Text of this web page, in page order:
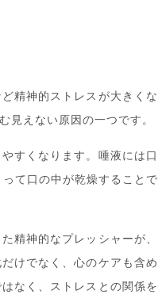
精神的ストレスが大きくな
見えない原因の一つです。
すくなります。唾液には口
て口の中が乾燥することで
精神的なプレッシャーが、
けでなく、心のケアも含め
なく、ストレスとの関係を